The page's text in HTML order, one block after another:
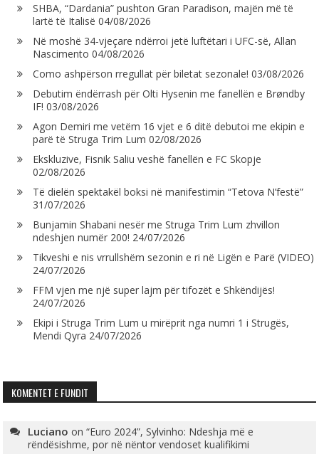
SHBA, “Dardania” pushton Gran Paradison, majën më të
lartë të Italisë 04/08/2026
Në moshë 34-vjeçare ndërroi jetë luftëtari i UFC-së, Allan
Nascimento 04/08/2026
Como ashpërson rregullat për biletat sezonale! 03/08/2026
Debutim ëndërrash për Olti Hysenin me fanellën e Brøndby
IF! 03/08/2026
Agon Demiri me vetëm 16 vjet e 6 ditë debutoi me ekipin e
parë të Struga Trim Lum 02/08/2026
Ekskluzive, Fisnik Saliu veshë fanellën e FC Skopje
02/08/2026
Të dielën spektakël boksi në manifestimin “Tetova N’festë”
31/07/2026
Bunjamin Shabani nesër me Struga Trim Lum zhvillon
ndeshjen numër 200! 24/07/2026
Tikveshi e nis vrrullshëm sezonin e ri në Ligën e Parë (VIDEO)
24/07/2026
FFM vjen me një super lajm për tifozët e Shkëndijës!
24/07/2026
Ekipi i Struga Trim Lum u mirëprit nga numri 1 i Strugës,
Mendi Qyra 24/07/2026
KOMENTET E FUNDIT
Luciano on“Euro 2024”, Sylvinho: Ndeshja më e
rëndësishme, por në nëntor vendoset kualifikimi